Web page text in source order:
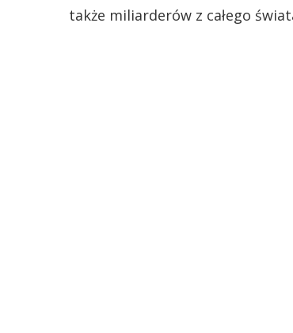
także miliarderów z całego